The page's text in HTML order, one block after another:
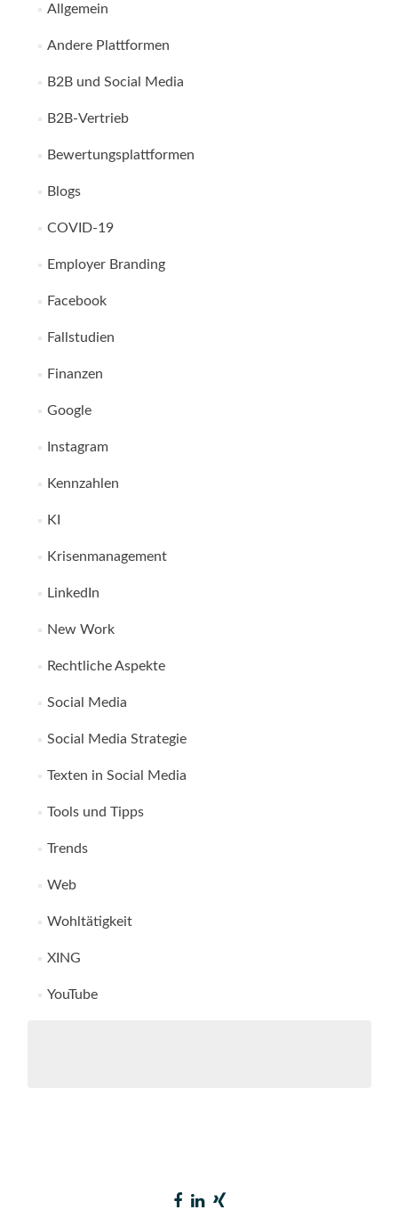
Allgemein
Andere Plattformen
B2B und Social Media
B2B-Vertrieb
Bewertungsplattformen
Blogs
COVID-19
Employer Branding
Facebook
Fallstudien
Finanzen
Google
Instagram
Kennzahlen
KI
Krisenmanagement
LinkedIn
New Work
Rechtliche Aspekte
Social Media
Social Media Strategie
Texten in Social Media
Tools und Tipps
Trends
Web
Wohltätigkeit
XING
YouTube